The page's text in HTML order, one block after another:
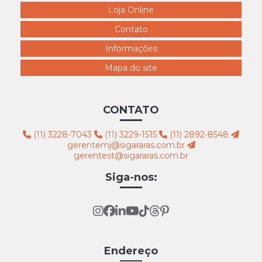
4328 claudia raia perna estendida branca
4329 pernão grávida branco
4330 claudia raia branca
4331 pernão plus size feminino branco
4334 busto feminino com braços branco
4335 busto femininopl af12
4336 busto feminino r21 branco
4337 Busto Encorpado Branco Roto
4339 expositor calcinha branco
4341 Expositor Calça Fem ST
Loja Online
Contato
Informações
Mapa do site
CONTATO
(11) 3228-7043 (11) 3229-1515
(11) 2892-8548
gerentemj@sigararas.com.br
gerentest@sigararas.com.br
Siga-nos:
Endereço